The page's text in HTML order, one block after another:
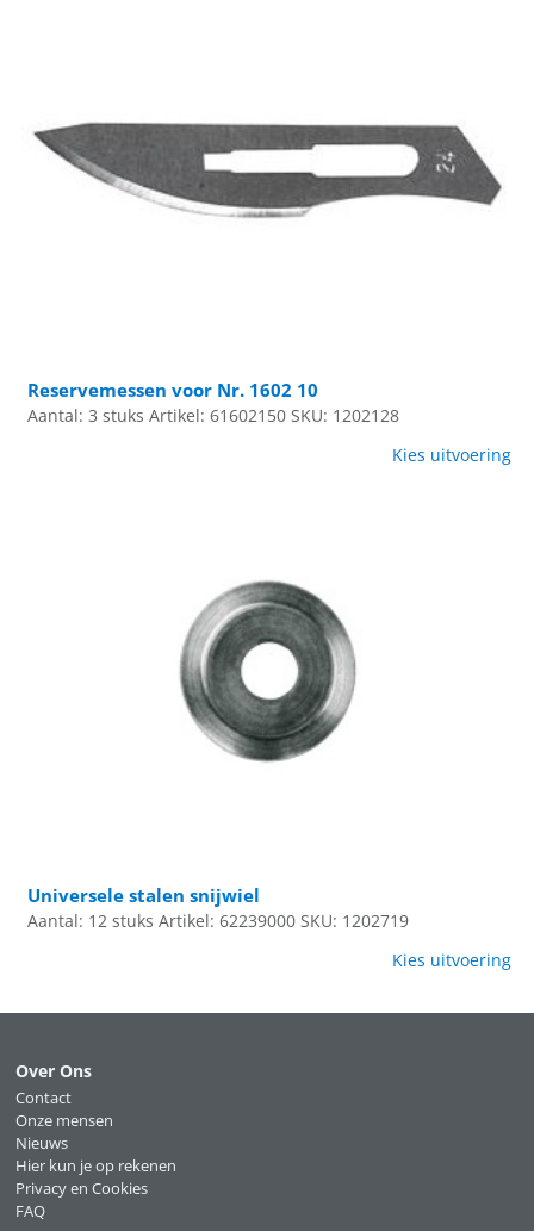
Reservemessen voor Nr. 1602 10
Aantal: 3 stuks Artikel: 61602150 SKU: 1202128
Kies uitvoering
Universele stalen snijwiel
Aantal: 12 stuks Artikel: 62239000 SKU: 1202719
Kies uitvoering
Over Ons
Contact
Onze mensen
Nieuws
Hier kun je op rekenen
Privacy en Cookies
FAQ